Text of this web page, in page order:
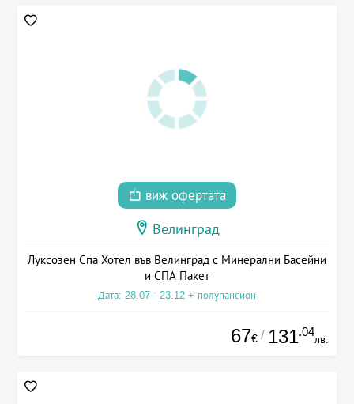
виж офертата
Велинград
Луксозен Спа Хотел във Велинград с Минерални Басейни
и СПА Пакет
Дата: 28.07 - 23.12 + полупансион
67€ / 131.04
лв.